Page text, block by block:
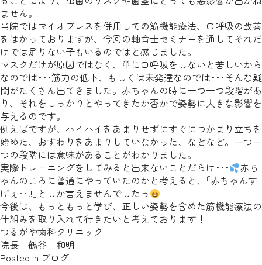
ません。
当院ではマイオブレスを併用しての筋機能療法、口呼吸の改善
をはかっておりますが、今回の軸育士セミナーを通してそれだ
けでは足りない子もいるのではと感じました。
マスクだけが原因ではなく、単に口呼吸をしないと苦しいから
なのでは･･･筋力の低下、もしくは未発達なのでは･･･そんな疑
問がたくさん出てきました。赤ちゃんの時に一つ一つ段階があ
り、それをしっかりとやってきたか否かで姿勢に大きな影響を
与えるのです。
例えばですが、ハイハイをあまりせずにすぐにつかまり立ちを
始めた、おすわりをあまりしていなかった、などなど。一つ一
つの段階には意味があることがわかりました。
実際トレーニングをしてみると出来ないことだらけ･･･
赤ち
ゃんのころに普通にやっていたのかと考えると、｢赤ちゃんす
げぇ‥!!｣としか言えませんでしたっ
今後は、もっともっと学び、正しい姿勢を含めた筋機能療法の
仕組みを取り入れて行きたいと考えております！
つるがや歯科クリニック
院長 鶴谷 和明
Posted in ブログ